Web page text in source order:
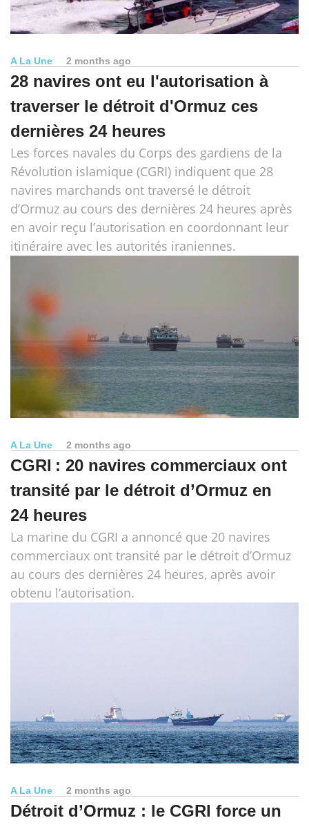
A La Une 2 months ago
28 navires ont eu l'autorisation à
traverser le détroit d'Ormuz ces
dernières 24 heures
Les forces navales du Corps des gardiens de la
Révolution islamique (CGRI) indiquent que 28
navires marchands ont traversé le détroit
d’Ormuz au cours des dernières 24 heures après
en avoir reçu l’autorisation en coordonnant leur
itinéraire avec les autorités iraniennes.
A La Une 2 months ago
CGRI : 20 navires commerciaux ont
transité par le détroit d’Ormuz en
24 heures
La marine du CGRI a annoncé que 20 navires
commerciaux ont transité par le détroit d’Ormuz
au cours des dernières 24 heures, après avoir
obtenu l’autorisation.
A La Une 2 months ago
Détroit d’Ormuz : le CGRI force un